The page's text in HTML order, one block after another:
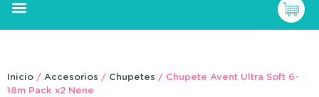
Inicio / Accesorios / Chupetes / Chupete Avent Ultra Soft 6-
18m Pack x2 Nene